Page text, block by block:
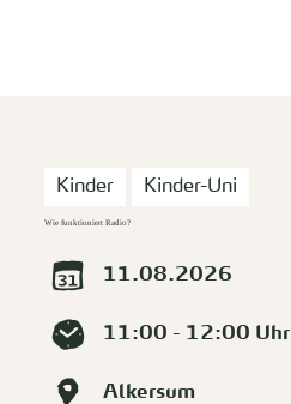
Kinder Kinder-Uni
Wie funktioniert Radio?
11.08.2026
11:00 - 12:00 Uhr
Alkersum